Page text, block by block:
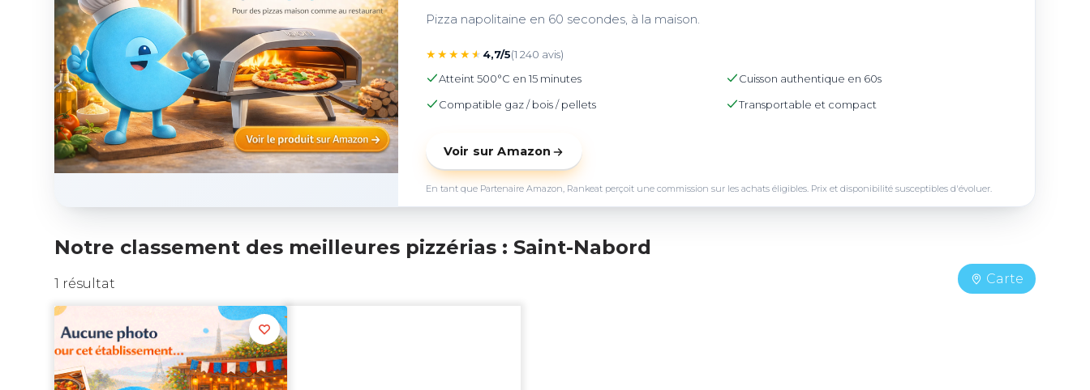
Pizza napolitaine en 60 secondes, à la maison.
★★★★★ 4,7/5(1 240 avis)
Atteint 500°C en 15 minutes
Cuisson authentique en 60s
Compatible gaz / bois / pellets
Transportable et compact
Voir sur Amazon
En tant que Partenaire Amazon, Rankeat perçoit une commission sur les achats éligibles. Prix et disponibilité susceptibles d'évoluer.
Notre classement des meilleures pizzérias : Saint-Nabord
1 résultat Carte